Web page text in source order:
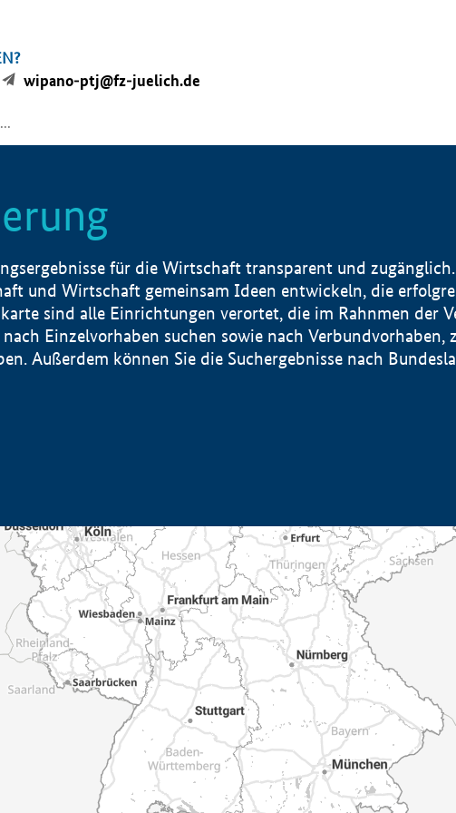
wipano-ptj@fz-juelich.de
für die Wirtschaft transparent und
und Wirtschaft gemeinsam Ideen entwickeln, die
sind alle Einrichtungen verortet, die im Rahnmen der
Einzelvorhaben suchen sowie nach Verbundvorhaben,
Außerdem können Sie die Suchergebnisse nach